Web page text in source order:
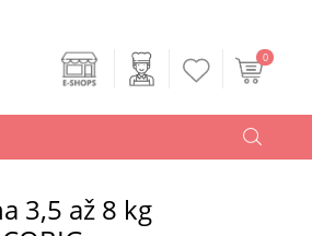
0
3,5 až 8 kg